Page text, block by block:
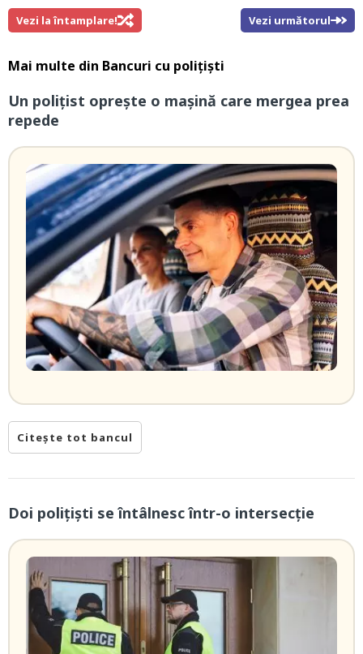
Vezi la întamplare! Vezi următorul
Mai multe din Bancuri cu polițiști
Un polițist oprește o mașină care mergea prea
repede
Citește tot bancul
Doi poliţişti se întâlnesc într-o intersecție